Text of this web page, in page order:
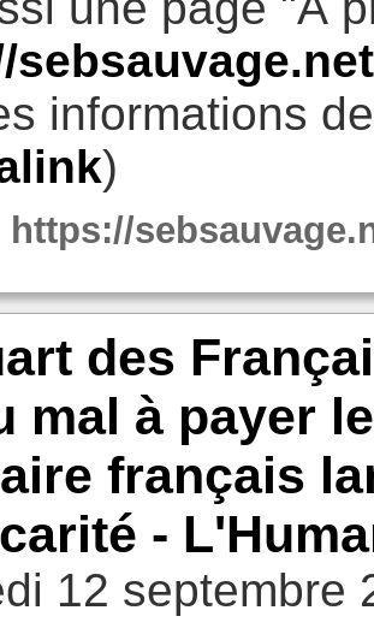
informations
)
https://
des
mal à payer
français
-
12 septembre